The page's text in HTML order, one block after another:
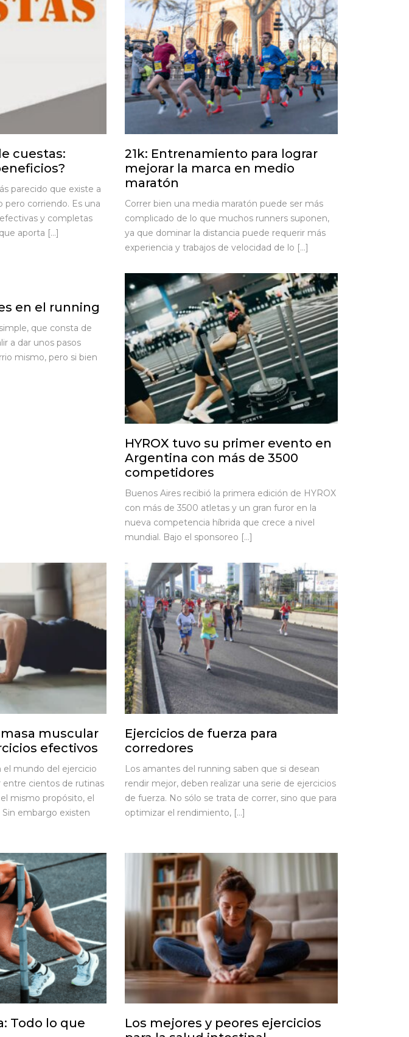
cuestas:
parecido que existe a
pero corriendo. Es una
y completas
aporta […]
21k: Entrenamiento para lograr
mejorar la marca en medio
maratón
Correr bien una media maratón puede ser más
complicado de lo que muchos runners suponen,
ya que dominar la distancia puede requerir más
experiencia y trabajos de velocidad de lo […]
en el running
que consta de
a dar unos pasos
mismo, pero si bien
HYROX tuvo su primer evento en
Argentina con más de 3500
competidores
Buenos Aires recibió la primera edición de HYROX
con más de 3500 atletas y un gran furor en la
nueva competencia híbrida que crece a nivel
mundial. Bajo el sponsoreo […]
muscular
efectivos
mundo del ejercicio
cientos de rutinas
mismo propósito, el
embargo existen
Ejercicios de fuerza para
corredores
Los amantes del running saben que si desean
rendir mejor, deben realizar una serie de ejercicios
de fuerza. No sólo se trata de correr, sino que para
optimizar el rendimiento, […]
Todo lo que
Los mejores y peores ejercicios